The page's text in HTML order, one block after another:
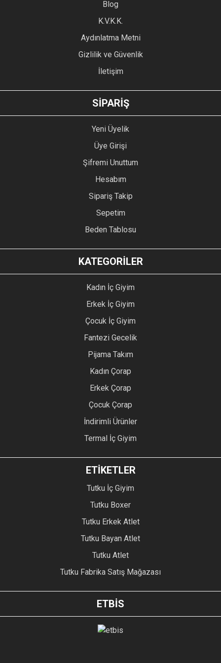
Ürün bilgilerinde hatalar bulunuyor.
Ürün fiyatı diğer sitelerden daha pahalı.
GÖNDER
Blog
K.V.K.K.
Aydınlatma Metni
Gizlilik ve Güvenlik
İletişim
SİPARİŞ
Yeni Üyelik
Üye Girişi
Şifremi Unuttum
Hesabım
Sipariş Takip
Sepetim
Beden Tablosu
KATEGORİLER
Kadın İç Giyim
Erkek İç Giyim
Çocuk İç Giyim
Fantezi Gecelik
Pijama Takım
Kadın Çorap
Erkek Çorap
Çocuk Çorap
İndirimli Ürünler
Termal İç Giyim
ETİKETLER
Tutku İç Giyim
Tutku Boxer
Tutku Erkek Atlet
Tutku Bayan Atlet
Tutku Atlet
Tutku Fabrika Satış Mağazası
ETBİS